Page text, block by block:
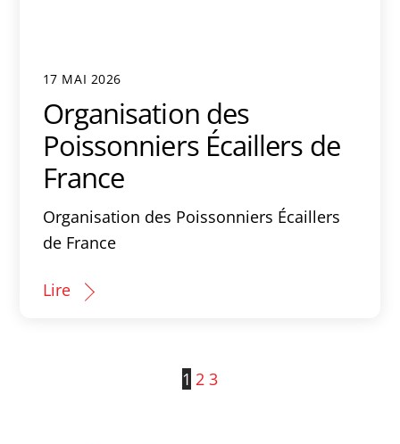
17 MAI 2026
Organisation des
Poissonniers Écaillers de
France
Organisation des Poissonniers Écaillers
de France
Lire
1 2 3